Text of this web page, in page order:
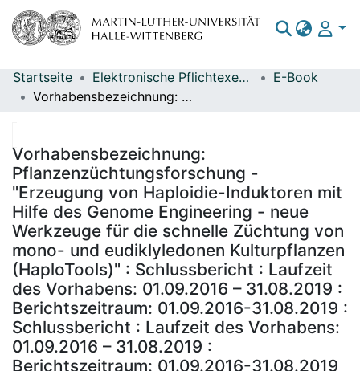
Bereiche & Sammlungen
Statistiken
Startseite Elektronische Pflichtexemplare
E-Book
Vorhabensbezeichnung: Pflanzenzüchtungsforschung - "Erzeugung von Haploidie-Induktoren mit Hilfe des Genome Engineering - neue Werkzeuge für die schnelle Züchtung von mono- und eudiklyledonen Kulturpflanzen (HaploTools)" : Schlussbericht : Laufzeit des Vorhabens: 01.09.2016 – 31.08.2019 : Berichtszeitraum: 01.09.2016-31.08.2019 : Schlussbericht : Laufzeit des Vorhabens: 01.09.2016 – 31.08.2019 : Berichtszeitraum: 01.09.2016-31.08.2019 / Zuwendungsempfänger: Julius Kühn-Institut (JKI), Quedlinburg, Inst. für Züchtungsforschg an gartenbaulichen Kulturen (Partner 4)
Vorhabensbezeichnung:
Pflanzenzüchtungsforschung -
"Erzeugung von Haploidie-Induktoren mit
Hilfe des Genome Engineering - neue
Werkzeuge für die schnelle Züchtung von
mono- und eudiklyledonen Kulturpflanzen
(HaploTools)" : Schlussbericht : Laufzeit
des Vorhabens: 01.09.2016 – 31.08.2019 :
Berichtszeitraum: 01.09.2016-31.08.2019 :
Schlussbericht : Laufzeit des Vorhabens:
01.09.2016 – 31.08.2019 :
Berichtszeitraum: 01.09.2016-31.08.2019